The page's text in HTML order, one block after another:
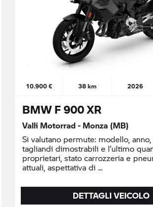
10.900 € 38 km 2026
BMW F 900 XR
Valli Motorrad - Monza (MB)
Si valutano permute: modello, anno,
tagliandi dimostrabili e l’ultimo
proprietari, stato carrozzeria e
attuali, aspettativa di
DETTAGLI VEICOLO